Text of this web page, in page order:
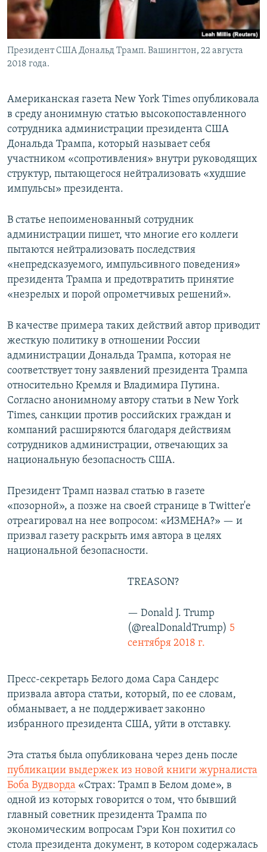
Президент США Дональд Трамп. Вашингтон, 22 августа
2018 года.
Американская газета New York Times опубликовала
в среду анонимную статью высокопоставленного
сотрудника администрации президента США
Дональда Трампа, который называет себя
участником «сопротивления» внутри руководящих
структур, пытающегося нейтрализовать «худшие
импульсы» президента.
В статье непоименованный сотрудник
администрации пишет, что многие его коллеги
пытаются нейтрализовать последствия
«непредсказуемого, импульсивного поведения»
президента Трампа и предотвратить принятие
«незрелых и порой опрометчивых решений».
В качестве примера таких действий автор приводит
жесткую политику в отношении России
администрации Дональда Трампа, которая не
соответствует тону заявлений президента Трампа
относительно Кремля и Владимира Путина.
Согласно анонимному автору статьи в New York
Times, санкции против российских граждан и
компаний расширяются благодаря действиям
сотрудников администрации, отвечающих за
национальную безопасность США.
Президент Трамп назвал статью в газете
«позорной», а позже на своей странице в Twitter'е
отреагировал на нее вопросом: «ИЗМЕНА?» — и
призвал газету раскрыть имя автора в целях
национальной безопасности.
TREASON?
— Donald J. Trump
(@realDonaldTrump) 5
сентября 2018 г.
Пресс-секретарь Белого дома Сара Сандерс
призвала автора статьи, который, по ее словам,
обманывает, а не поддерживает законно
избранного президента США, уйти в отставку.
Эта статья была опубликована через день после
публикации выдержек из новой книги журналиста
Боба Вудворда «Страх: Трамп в Белом доме», в
одной из которых говорится о том, что бывший
главный советник президента Трампа по
экономическим вопросам Гэри Кон похитил со
стола президента документ, в котором содержалась